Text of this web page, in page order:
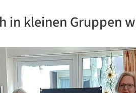
in kleinen Gruppen